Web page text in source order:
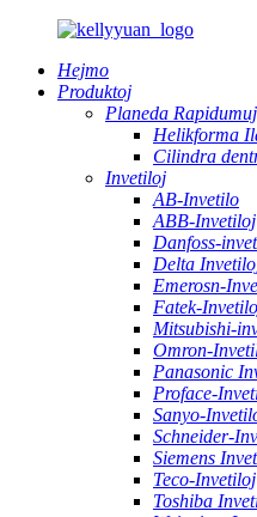
Hejmo
Produktoj
Planeda
Helikforma
Cilindra
Invetiloj
AB-Invetilo
ABB-Invetiloj
Danfoss-
Delta
Emerosn-
Fatek-
Mitsubishi-
Omron-
Panasonic
Proface-
Sanyo-
Schneider-
Siemens
Teco-Invetiloj
Toshiba